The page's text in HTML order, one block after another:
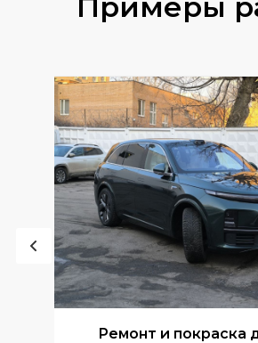
Ремонт и покраска